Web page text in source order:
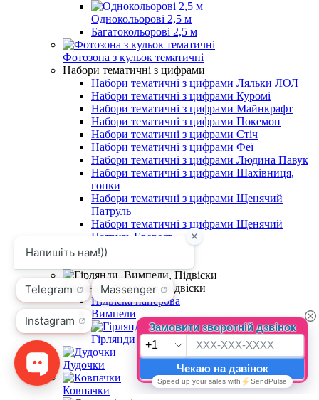
Однокольорові 2,5 м
Багатокольорові 2,5 м
Фотозона з кульок тематичні
Набори тематичні з цифрами
Набори тематичні з цифрами Ляльки ЛОЛ
Набори тематичні з цифрами Куромі
Набори тематичні з цифрами Майнкрафт
Набори тематичні з цифрами Покемон
Набори тематичні з цифрами Стіч
Набори тематичні з цифрами Феї
Набори тематичні з цифрами Людина Павук
Набори тематичні з цифрами Шахівниця,
гонки
Набори тематичні з цифрами Щенячий
Патруль
Набори тематичні з цифрами Щенячий
Патруль Еверест
Гірлянди, Вимпели, Підвіски
Підвіска паперова
Вимпели
Гірлянди
Дудочки
Ковпачки